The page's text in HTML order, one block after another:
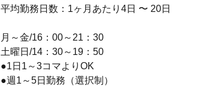
平均勤務日数：1ヶ月あたり4日 〜 20日
月～金/16：00～21：30
土曜日/14：30～19：50
●1日1～3コマよりOK
●週1～5日勤務（選択制）